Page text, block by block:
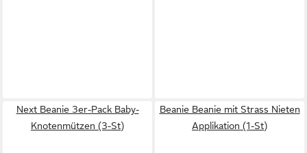
Next Beanie 3er-Pack Baby-
Knotenmützen (3-St)
Beanie Beanie mit Strass Nieten
Applikation (1-St)